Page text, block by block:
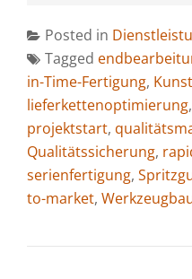
Posted in
Tagged
in-Time-Fertigung,
lieferkettenoptimierung,
projektstart,
Qualitätssicherung,
serienfertigung,
to-market,